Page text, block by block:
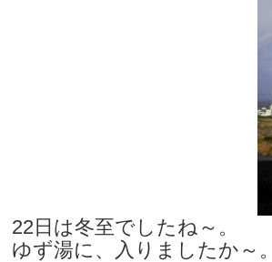
22日は冬至でしたね～。
ゆず湯に、入りましたか～。